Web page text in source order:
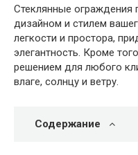
Стеклянные
дизайном и стилем
легкости и простора,
элегантность. Кроме
решением для любого
влаге, солнцу и ветру.
Содержание